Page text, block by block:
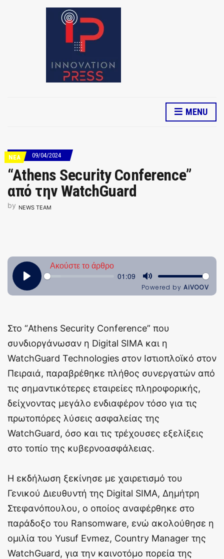
MENU
ΝΕΑ 09/04/2024
“Athens Security Conference”
από την WatchGuard
by NEWS TEAM
Στο “Athens Security Conference” που
συνδιοργάνωσαν η Digital SIMA και η
WatchGuard Technologies στον Ιστιοπλοϊκό στον
Πειραιά, παραβρέθηκε πλήθος συνεργατών από
τις σημαντικότερες εταιρείες πληροφορικής,
δείχνοντας μεγάλο ενδιαφέρον τόσο για τις
πρωτοπόρες λύσεις ασφαλείας της
WatchGuard, όσο και τις τρέχουσες εξελίξεις
στο τοπίο της κυβερνοασφάλειας.
Η εκδήλωση ξεκίνησε με χαιρετισμό του
Γενικού Διευθυντή της Digital SIMA, Δημήτρη
Στεφανόπουλου, ο οποίος αναφέρθηκε στο
παράδοξο του Ransomware, ενώ ακολούθησε η
ομιλία του Yusuf Evmez, Country Manager της
WatchGuard, για την καινοτόμο πορεία της